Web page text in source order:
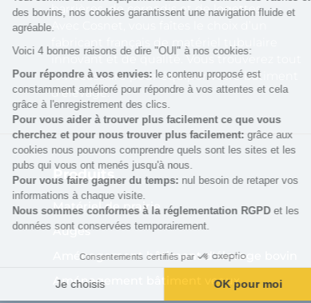
des bovins, nos cookies garantissent une navigation fluide et
agréable.
Voici 4 bonnes raisons de dire "OUI" à nos cookies:
Pour répondre à vos envies:le contenu proposé est
constamment amélioré pour répondre à vos attentes et cela
grâce à l'enregistrement des clics.
Pour vous aider à trouver plus facilement ce que vous
cherchez et pour nous trouver plus facilement:grâce aux
cookies nous pouvons comprendre quels sont les sites et les
pubs qui vous ont menés jusqu'à nous.
Pour vous faire gagner du temps: nul besoin de retaper
informations à chaque visite.
Nous sommes conformes à la réglementation RGPDet
données sont conservées temporairement.
Consentements certifiés par
Je choisis
OK pour moi
barrières, de cornadis et de logettes.
Avec Cosnet, vous faîtes le choix d’un
innovant et de qualité. Vous trouverez tout
le nécessaire pour équiper votre bâtiment
d’élevage.
Produits
Matériel de prairie
Auges
Aménagement bâtiment d'élevage bovin
Aménagement bâtiment veaux